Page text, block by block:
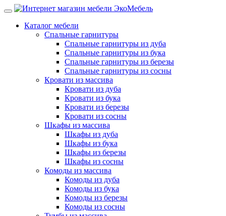
Каталог мебели
Спальные гарнитуры
Спальные гарнитуры из дуба
Спальные гарнитуры из бука
Спальные гарнитуры из березы
Спальные гарнитуры из сосны
Кровати из массива
Кровати из дуба
Кровати из бука
Кровати из березы
Кровати из сосны
Шкафы из массива
Шкафы из дуба
Шкафы из бука
Шкафы из березы
Шкафы из сосны
Комоды из массива
Комоды из дуба
Комоды из бука
Комоды из березы
Комоды из сосны